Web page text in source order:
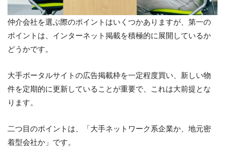
仲介会社を選ぶ際のポイントはいくつかありますが、第一の
ポイントは、インターネット掲載を積極的に展開しているか
どうかです。
大手ポータルサイトの広告掲載枠を一定程度買い、新しい物
件を定期的に更新していることが重要で、これは大前提とな
ります。
二つ目のポイントは、「大手ネットワーク系企業か、地元密
着型会社か」です。